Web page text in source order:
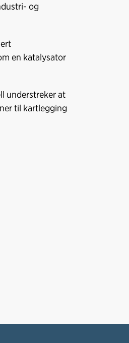
o
I
og
en katalysator
understreker at
til kartlegging